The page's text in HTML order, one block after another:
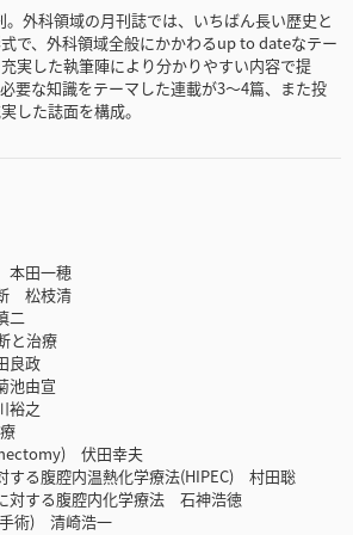
。外科領域の月刊誌では、いちばん長い歴史と
で、外科領域全般にかかわるup to dateなテー
実した執筆陣により分かりやすい内容で提
要な知識をテーマした連載が3～4篇、また投
した誌面を構成。
本田一穂
松枝清
二
と治療
良政
池由宣
裕之
伏田幸夫
する腹腔内温熱化学療法(HIPEC) 村田聡
対する腹腔内化学療法 石神浩徳
術) 清崎浩一